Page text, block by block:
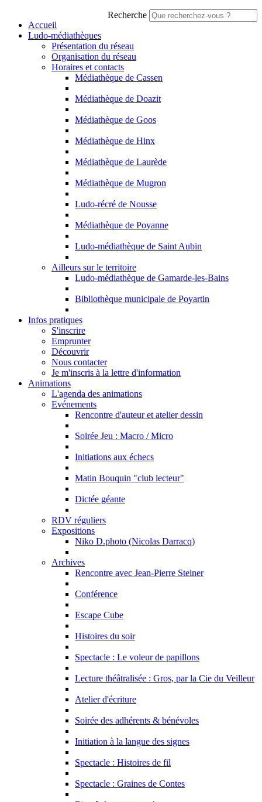
Recherche
Accueil
Ludo-médiathèques
Présentation du réseau
Organisation du réseau
Horaires et contacts
Médiathèque de Cassen
Médiathèque de Doazit
Médiathèque de Goos
Médiathèque de Hinx
Médiathèque de Laurède
Médiathèque de Mugron
Ludo-récré de Nousse
Médiathèque de Poyanne
Ludo-médiathèque de Saint Aubin
Ailleurs sur le territoire
Ludo-médiathèque de Gamarde-les-Bains
Bibliothèque municipale de Poyartin
Infos pratiques
S'inscrire
Emprunter
Découvrir
Nous contacter
Je m'inscris à la lettre d'information
Animations
L'agenda des animations
Evénements
Rencontre d'auteur et atelier dessin
Soirée Jeu : Macro / Micro
Initiations aux échecs
Matin Bouquin "club lecteur"
Dictée géante
RDV réguliers
Expositions
Niko D.photo (Nicolas Darracq)
Archives
Rencontre avec Jean-Pierre Steiner
Conférence
Escape Cube
Histoires du soir
Spectacle : Le voleur de papillons
Lecture théâtralisée : Gros, par la Cie du Veilleur
Atelier d'écriture
Soirée des adhérents & bénévoles
Initiation à la langue des signes
Spectacle : Histoires de fil
Spectacle : Graines de Contes